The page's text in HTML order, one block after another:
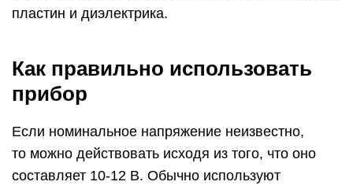
пластин и диэлектрика.
Как правильно использовать
прибор
Если номинальное напряжение неизвестно,
то можно действовать исходя из того, что оно
составляет 10-12 В. Обычно используют